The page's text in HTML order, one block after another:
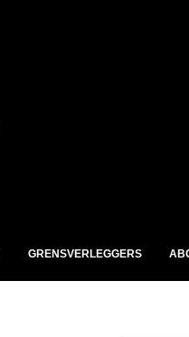
GRENSVERLEGGERS